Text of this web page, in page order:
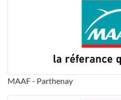
MAAF - Parthenay